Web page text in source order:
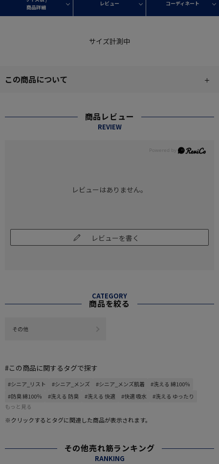
商品詳細
レビュー コーディネート
サイズ計測中
この商品について
商品レビュー
REVIEW
レビューはありません。
レビューを書く
CATEGORY
商品を絞る
その他
#この商品に関するタグで探す
#シニア_リスト #シニア_メンズ #シニア_メンズ肌着
#洗える 綿100％
#防臭 綿100％
#洗える 防臭 #洗える 快適 #快適 吸水
#洗える ゆったり
もっと見る
※クリックするとタグに関連した商品が表示されます。
その他売れ筋ランキング
RANKING